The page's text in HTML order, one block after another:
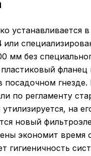
устанавливается
или
мм без
фланец
посадочном
по регламенту
утилизируется, на
новый
экономит время
гигиеничность